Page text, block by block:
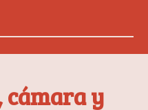
cámara y